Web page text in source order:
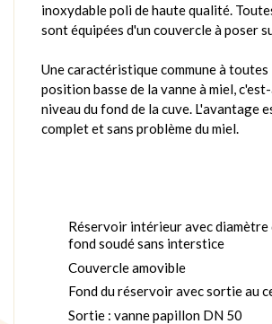
inoxydable poli de haute qualité.
sont équipées d'un couvercle à poser
Une caractéristique commune à toutes
position basse de la vanne à miel,
niveau du fond de la cuve. L'avantage
complet et sans problème du miel.
Réservoir intérieur avec diamètre
fond soudé sans interstice
Couvercle amovible
Fond du réservoir avec sortie au
Sortie : vanne papillon DN 50